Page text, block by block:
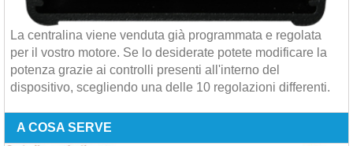
La centralina viene venduta già programmata e regolata
per il vostro motore. Se lo desiderate potete modificare la
potenza grazie ai controlli presenti all'interno del
dispositivo, scegliendo una delle 10 regolazioni differenti.
A COSA SERVE